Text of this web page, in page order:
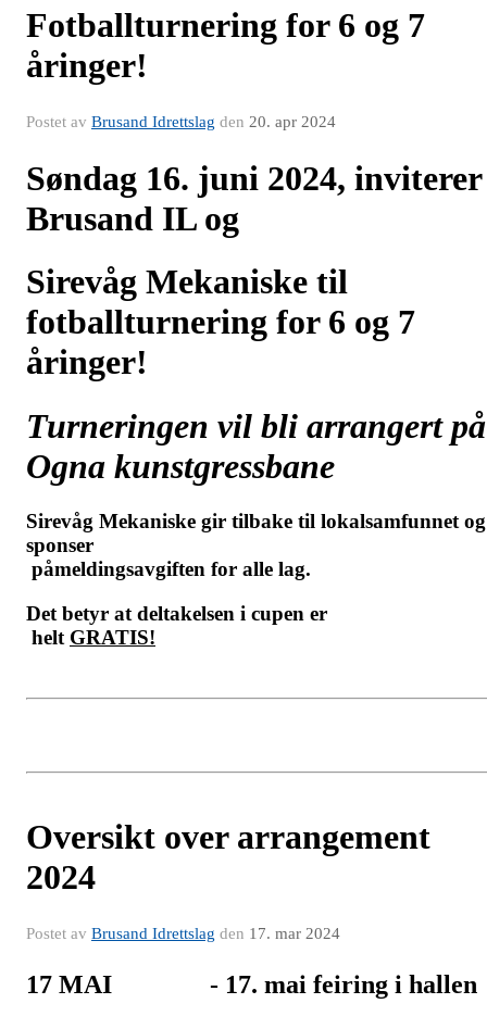
Fotballturnering for 6 og 7
åringer!
Postet av Brusand Idrettslag den 20. apr 2024
Søndag 16. juni 2024, inviterer
Brusand IL og
Sirevåg Mekaniske til
fotballturnering for 6 og 7
åringer!
Turneringen vil bli arrangert på
Ogna kunstgressbane
Sirevåg Mekaniske gir tilbake til lokalsamfunnet og
sponser
påmeldingsavgiften for alle lag.
Det betyr at deltakelsen i cupen er
helt GRATIS!
Oversikt over arrangement
2024
Postet av Brusand Idrettslag den 17. mar 2024
17 MAI - 17. mai feiring i hallen